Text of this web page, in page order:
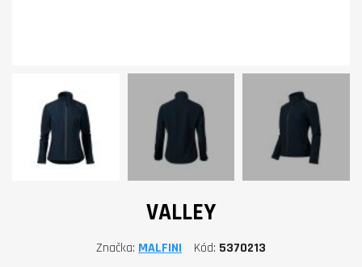
VALLEY
Značka MALFINI Kód 5370213